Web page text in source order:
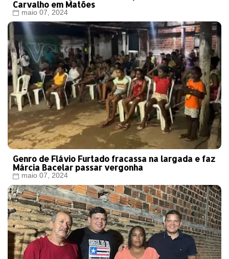
Carvalho em Matões
maio 07, 2024
Genro de Flávio Furtado fracassa na largada e faz
Márcia Bacelar passar vergonha
maio 07, 2024